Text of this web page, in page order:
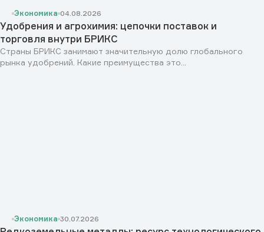
Экономика 04.08.2026
Удобрения и агрохимия: цепочки поставок и
торговля внутри БРИКС
Страны БРИКС занимают значительную долю глобального
рынка удобрений. Какие преимущества это...
Экономика 30.07.2026